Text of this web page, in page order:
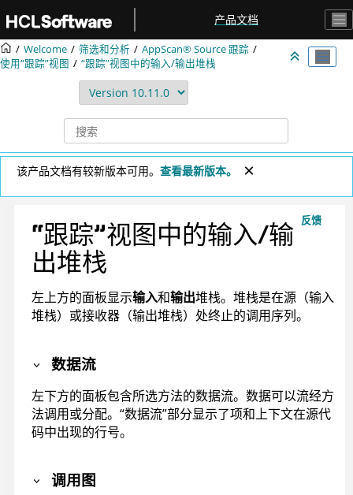
产品文档
Welcome 筛选和分析 AppScan® Source 跟踪
使用“跟踪”视图
“跟踪”视图中的输入/输出堆栈
该产品文档有较新版本可用。 查看最新版本。
反馈
“跟踪”视图中的输入/输
出堆栈
左上方的面板显示输入和输出堆栈。堆栈是在源（输入
堆栈）或接收器（输出堆栈）处终止的调用序列。
数据流
左下方的面板包含所选方法的数据流。数据可以流经方
法调用或分配。“数据流”部分显示了项和上下文在源代
码中出现的行号。
调用图